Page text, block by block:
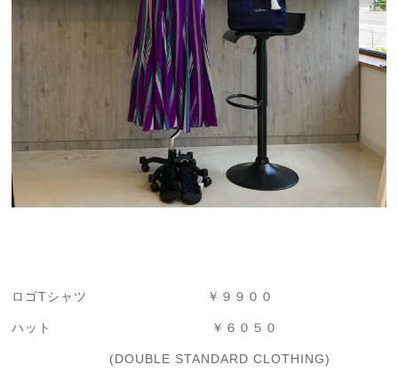
ロゴTシャツ ￥９９００
ハット ￥６０５０
(DOUBLE STANDARD CLOTHING)